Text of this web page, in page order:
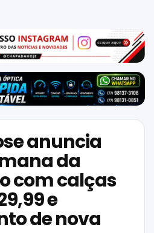
anuncia
da
com calças
e
de nova